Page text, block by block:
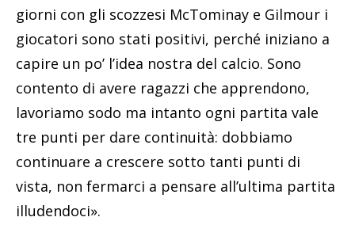
giorni con gli scozzesi McTominay e Gilmour i
giocatori sono stati positivi, perché iniziano a
capire un po’ l’idea nostra del calcio. Sono
contento di avere ragazzi che apprendono,
lavoriamo sodo ma intanto ogni partita vale
tre punti per dare continuità: dobbiamo
continuare a crescere sotto tanti punti di
vista, non fermarci a pensare all’ultima partita
illudendoci».